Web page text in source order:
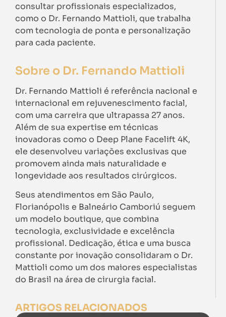
consultar profissionais especializados,
como o Dr. Fernando Mattioli, que trabalha
com tecnologia de ponta e personalização
para cada paciente.
Sobre o Dr. Fernando Mattioli
Dr. Fernando Mattioli é referência nacional e
internacional em rejuvenescimento facial,
com uma carreira que ultrapassa 27 anos.
Além de sua expertise em técnicas
inovadoras como o Deep Plane Facelift 4K,
ele desenvolveu variações exclusivas que
promovem ainda mais naturalidade e
longevidade aos resultados cirúrgicos.
Seus atendimentos em São Paulo,
Florianópolis e Balneário Camboriú seguem
um modelo boutique, que combina
tecnologia, exclusividade e excelência
profissional. Dedicação, ética e uma busca
constante por inovação consolidaram o Dr.
Mattioli como um dos maiores especialistas
do Brasil na área de cirurgia facial.
ARTIGOS RELACIONADOS